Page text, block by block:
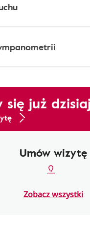
się już dzisiaj
Umów wizytę
Zobacz wszystki